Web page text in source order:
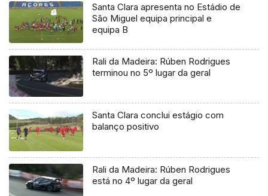
Santa Clara apresenta no Estádio de
São Miguel equipa principal e
equipa B
Rali da Madeira: Rúben Rodrigues
terminou no 5º lugar da geral
Santa Clara conclui estágio com
balanço positivo
Rali da Madeira: Rúben Rodrigues
está no 4º lugar da geral